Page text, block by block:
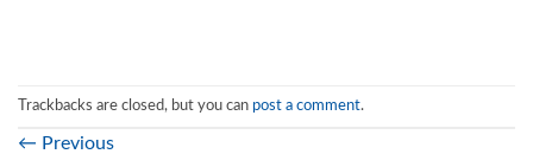
Trackbacks are closed, but you can post a comment.
← Previous